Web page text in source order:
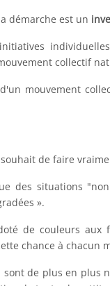
démarche est un
collectif
mouvement
de faire
des situations
».
de couleurs aux
chance à chacun
sont de plus en plus